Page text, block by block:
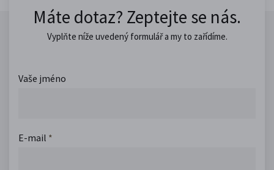
Máte dotaz? Zeptejte se nás.
Vyplňte níže uvedený formulář a my to zařídíme.
Vaše jméno
E-mail *